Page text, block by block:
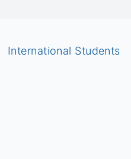
International Students